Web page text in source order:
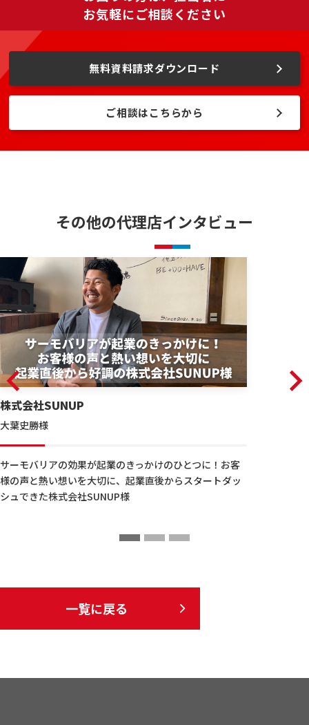
お気軽にご相談ください
無料資料請求ダウンロード
ご相談はこちらから
その他の代理店インタビュー
株式会社SUNUP
大葉史勝様
サーモバリアの効果が起業のきっかけのひとつに！お客
様の声と熱い想いを大切に、起業直後からスタートダッ
シュできた株式会社SUNUP様
一覧に戻る